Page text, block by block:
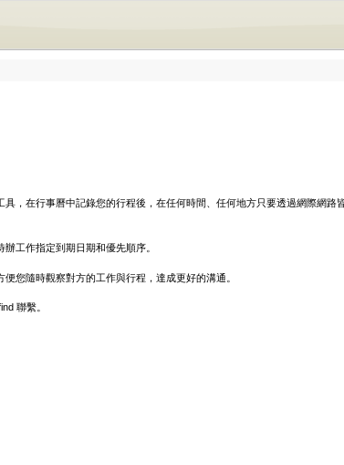
，在行事曆中記錄您的行程後，在任何時間、任何地方只要透過網際網
工作指定到期日期和優先順序。
您隨時觀察對方的工作與行程，達成更好的溝通。
聯繫。